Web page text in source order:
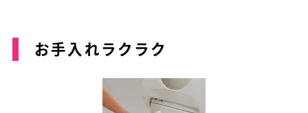
お手入れラクラク